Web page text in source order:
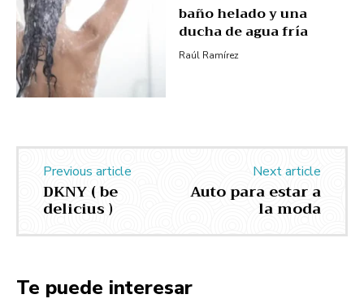
baño helado y una
ducha de agua fría
Raúl Ramírez
Previous article
DKNY ( be
delicius )
Next article
Auto para estar a
la moda
Te puede interesar